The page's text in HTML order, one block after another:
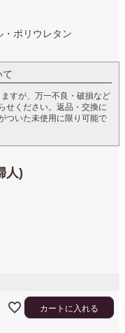
・ポリウレタン
すが、万一不良・破損など
せください。返品・交換に
ついた未使用に限り可能で
人)
カートに入れる